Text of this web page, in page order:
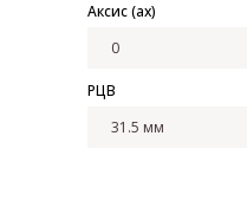
Аксис (ax)
РЦВ